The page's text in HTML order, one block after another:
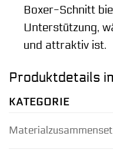
Boxer-Schnitt
Unterstützung,
und attraktiv ist.
Produktdetails
KATEGORIE